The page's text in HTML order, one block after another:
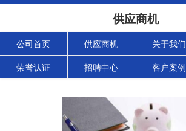
供应商机
公司首页 供应商机 关于我们
荣誉认证 招聘中心 客户案例